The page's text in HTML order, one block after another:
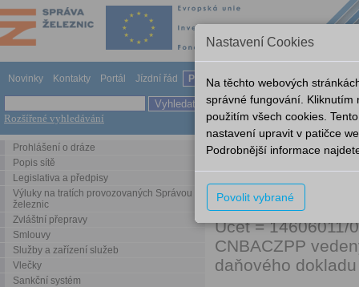
Novinky Kontakty Portál Jízdní řád Provozování dráhy Odkazy
Rozšířené vyhledávání
Prohlášení o dráze
Popis sítě
Legislativa a předpisy
Výluky na tratích provozovaných Správou
železnic
Zvláštní přepravy
Smlouvy
Služby a zařízení služeb
Vlečky
Sankční systém
Čísla
Rozlišení platby
Účet = 14606011/
CNBACZPP
daňového dokladu
Nastavení Cookies
Na těchto webových
správné fungování. Kliknutím
použitím všech cookies.
nastavení upravit v patičce
Podrobnější informace
Povolit vybrané